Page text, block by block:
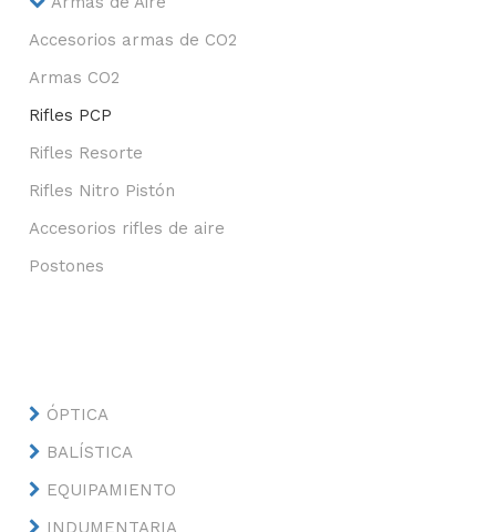
Accesorios armas de CO2
Armas CO2
Rifles PCP
Rifles Resorte
Rifles Nitro Pistón
Accesorios rifles de aire
Postones
ÓPTICA
BALÍSTICA
EQUIPAMIENTO
INDUMENTARIA